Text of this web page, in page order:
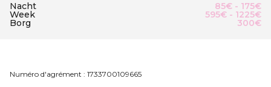
Nacht 85€ - 175€
Week 595€ - 1225€
Borg 300€
Numéro d'agrément : 1733700109665